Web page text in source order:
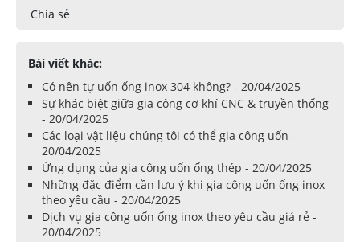
Chia sẻ
Bài viết khác:
Có nên tự uốn ống inox 304 không? - 20/04/2025
Sự khác biệt giữa gia công cơ khí CNC & truyền thống
- 20/04/2025
Các loại vật liệu chúng tôi có thể gia công uốn -
20/04/2025
Ứng dụng của gia công uốn ống thép - 20/04/2025
Những đặc điểm cần lưu ý khi gia công uốn ống inox
theo yêu cầu - 20/04/2025
Dịch vụ gia công uốn ống inox theo yêu cầu giá rẻ -
20/04/2025